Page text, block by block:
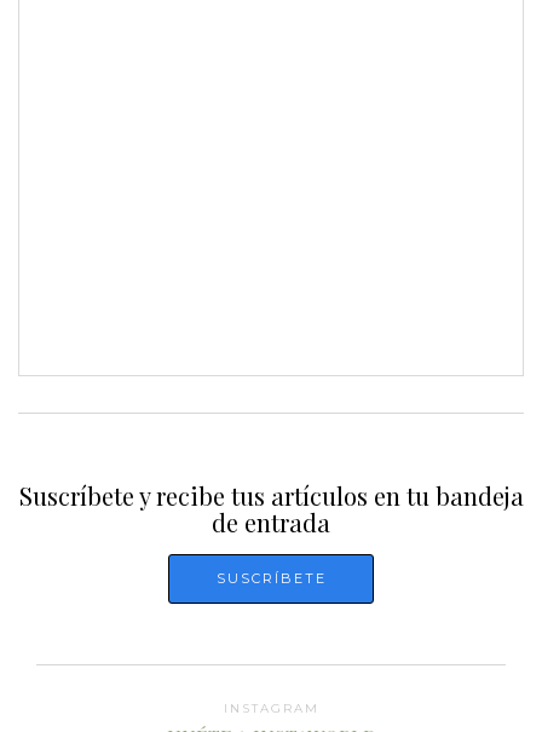
Suscríbete y recibe tus artículos en tu bandeja
de entrada
INSTAGRAM